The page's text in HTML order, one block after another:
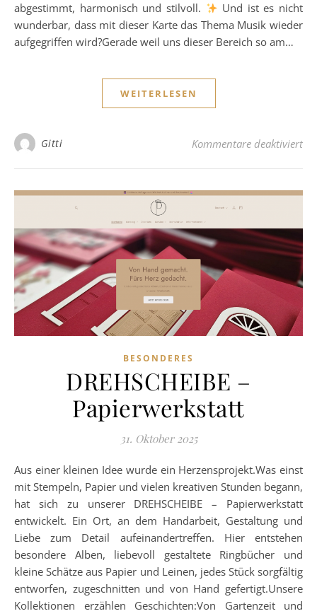
abgestimmt, harmonisch und stilvoll.
Und ist es nicht
wunderbar, dass mit dieser Karte das Thema Musik wieder
aufgegriffen wird?Gerade weil uns dieser Bereich so am…
WEITERLESEN
Gitti Kommentare deaktiviertfür
BESONDERES
DREHSCHEIBE –
Papierwerkstatt
31. Oktober 2025
Aus einer kleinen Idee wurde ein Herzensprojekt.Was einst
mit Stempeln, Papier und vielen kreativen Stunden begann,
hat sich zu unserer DREHSCHEIBE – Papierwerkstatt
entwickelt. Ein Ort, an dem Handarbeit, Gestaltung und
Liebe zum Detail aufeinandertreffen. Hier entstehen
besondere Alben, liebevoll gestaltete Ringbücher und
kleine Schätze aus Papier und Leinen, jedes Stück sorgfältig
entworfen, zugeschnitten und von Hand gefertigt.Unsere
Kollektionen erzählen Geschichten:Von Gartenzeit und